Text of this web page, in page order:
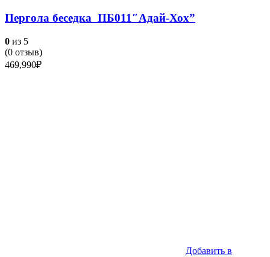
Пергола беседка ПБ011″Адай-Хох”
0 из 5
(0 отзыв)
469,990₽
Добавить в